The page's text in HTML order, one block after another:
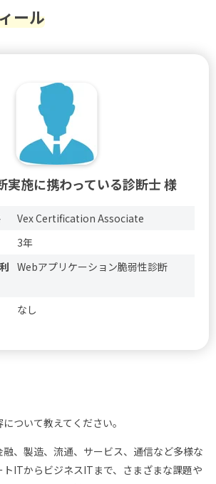
ール
施に携わっている診断士 様
Vex Certification Associate
3年
Webアプリケーション脆弱性診断
なし
ついて教えてください。
融、製造、流通、サービス、通信など多様な
トITからビジネスITまで、さまざまな課題や